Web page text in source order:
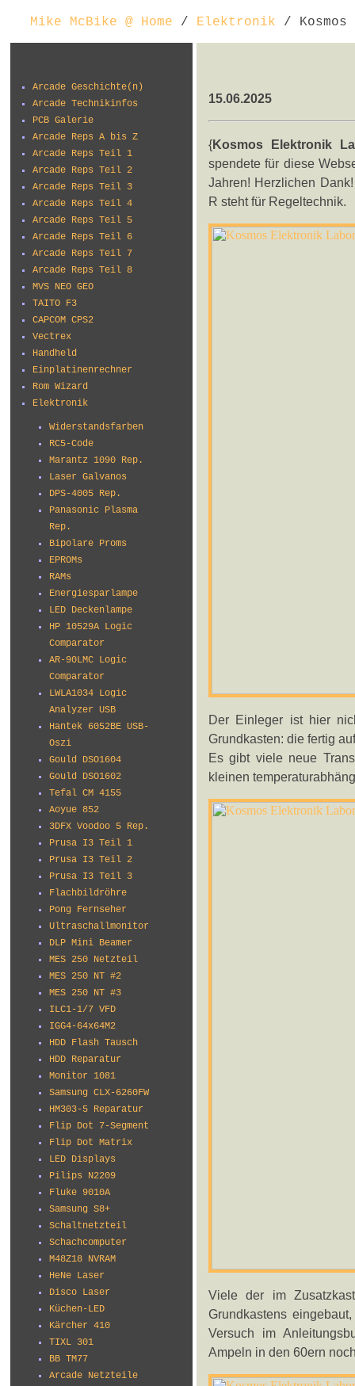
Mike McBike @ Home / Elektronik /
Arcade Geschichte(n)
Arcade Technikinfos
PCB Galerie
Arcade Reps A bis Z
Arcade Reps Teil 1
Arcade Reps Teil 2
Arcade Reps Teil 3
Arcade Reps Teil 4
Arcade Reps Teil 5
Arcade Reps Teil 6
Arcade Reps Teil 7
Arcade Reps Teil 8
MVS NEO GEO
TAITO F3
CAPCOM CPS2
Vectrex
Handheld
Einplatinenrechner
Rom Wizard
Elektronik
Widerstandsfarben
RC5-Code
Marantz 1090 Rep.
Laser Galvanos
DPS-4005 Rep.
Panasonic Plasma
Rep.
Bipolare Proms
EPROMs
RAMs
Energiesparlampe
LED Deckenlampe
HP 10529A Logic
Comparator
AR-90LMC Logic
Comparator
LWLA1034 Logic
Analyzer USB
Hantek 6052BE USB-
Oszi
Gould DSO1604
Gould DSO1602
Tefal CM 4155
Aoyue 852
3DFX Voodoo 5 Rep.
Prusa I3 Teil 1
Prusa I3 Teil 2
Prusa I3 Teil 3
Flachbildröhre
Pong Fernseher
Ultraschallmonitor
DLP Mini Beamer
MES 250 Netzteil
MES 250 NT #2
MES 250 NT #3
ILC1-1/7 VFD
IGG4-64x64M2
HDD Flash Tausch
HDD Reparatur
Monitor 1081
Samsung CLX-6260FW
HM303-5 Reparatur
Flip Dot 7-Segment
Flip Dot Matrix
LED Displays
Pilips N2209
Fluke 9010A
Samsung S8+
Schaltnetzteil
Schachcomputer
M48Z18 NVRAM
HeNe Laser
Disco Laser
Küchen-LED
Kärcher 410
TIXL 301
BB TM77
Arcade Netzteile
15.06.2025
{Kosmos Elektronik
spendete für diese
Jahren! Herzlichen
R steht für Regeltechnik.
Der Einleger ist hier
Grundkasten: die fertig
Es gibt viele neue
kleinen
Viele der im
Grundkastens
Versuch im
Ampeln in den 60ern